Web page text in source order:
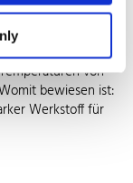
Stahl
für Tuner oder
von
bewiesen ist:
Werkstoff für